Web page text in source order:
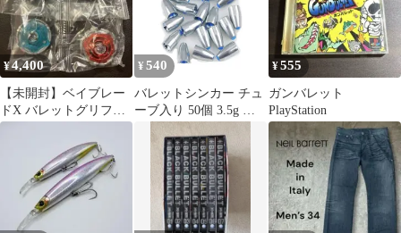
¥4,400
【未開封】ベイブレー
ドX バレットグリフォ
ン ブレード 2個セッ
ト 国内正規品
¥ 540
バレットシンカー チュ
ーブ入り 50個 3.5g 釣
り 重り ワーム テキサ
スリグ ルアー 大容量
¥555
ガンバレット
PlayStation